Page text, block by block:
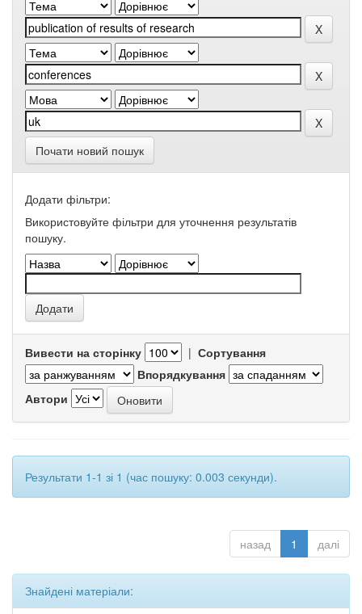
Почати новий пошук
Додати фільтри:
Використовуйте фільтри для уточнення результатів
пошуку.
Вивести на сторінку | Сортування
Впорядкування
Автори
Результати 1-1 зі 1 (час пошуку: 0.003 секунди).
назад 1 далі
Знайдені матеріали: